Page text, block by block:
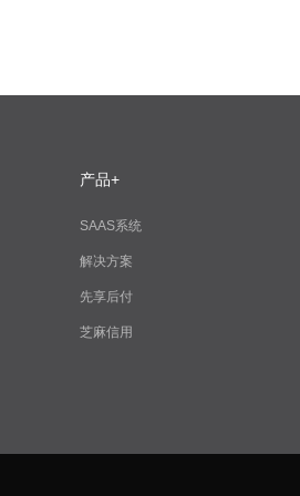
产品+
SAAS系统
解决方案
先享后付
芝麻信用